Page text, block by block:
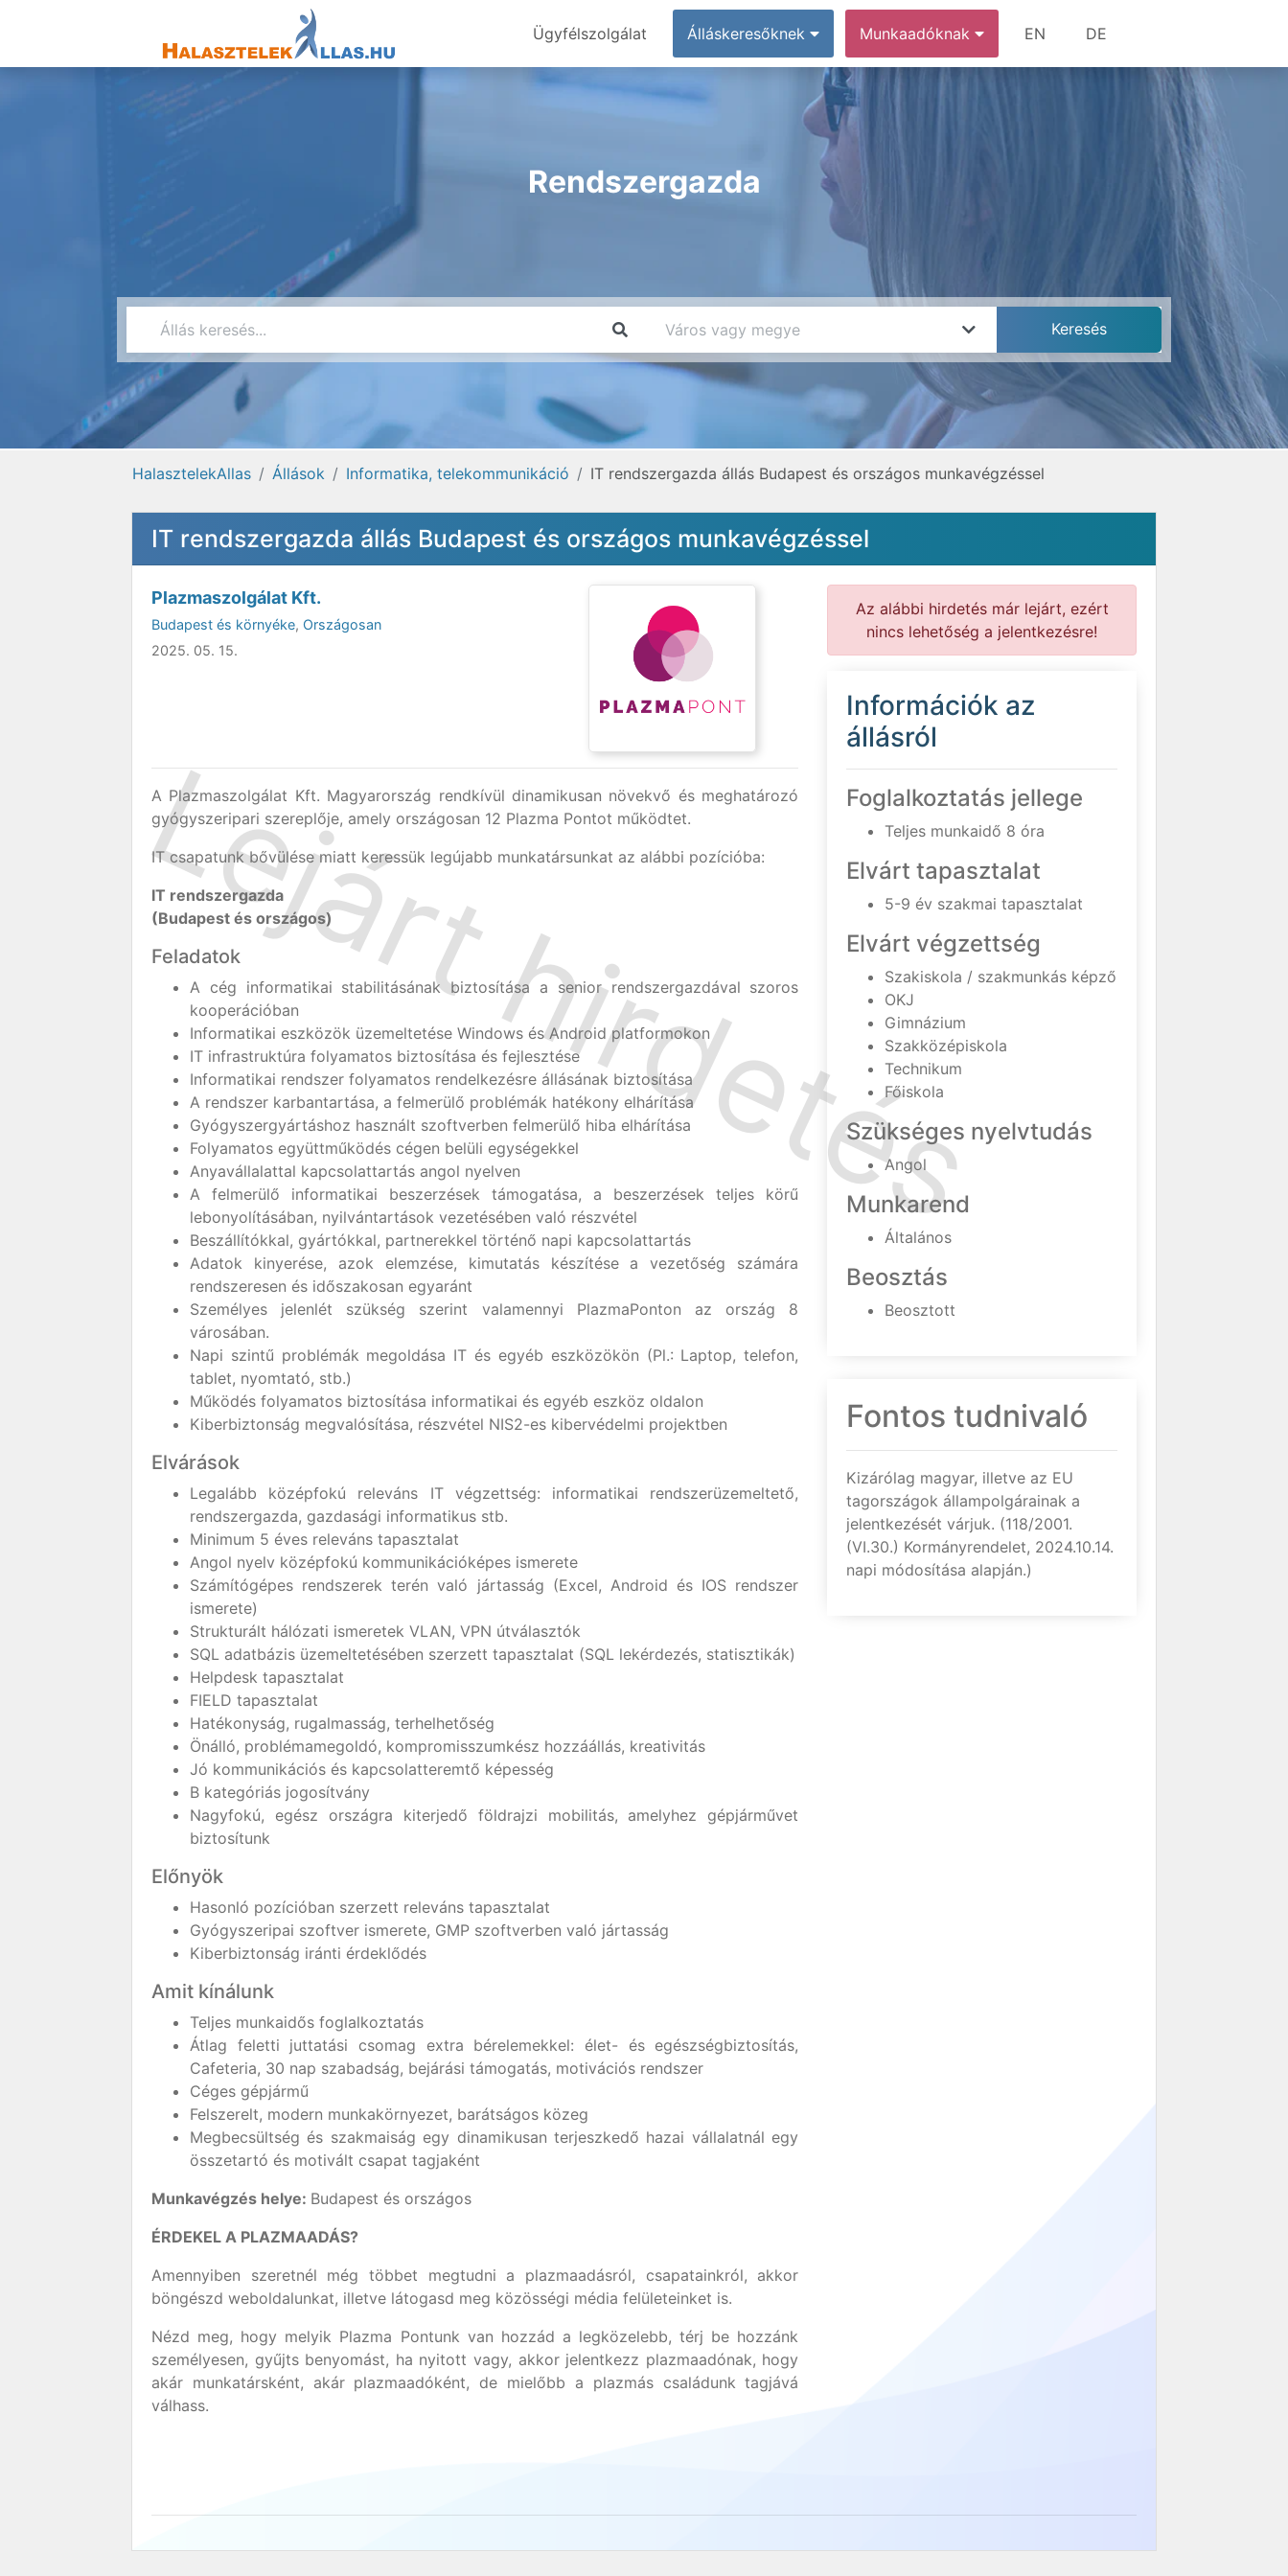
Ügyfélszolgálat Álláskeresőknek Munkaadóknak EN DE
Rendszergazda
HalasztelekAllas Állások Informatika, telekommunikáció IT rendszergazda állás Budapest és országos munkavégzéssel
IT rendszergazda állás Budapest és országos munkavégzéssel
Plazmaszolgálat Kft.
Budapest és környéke, Országosan
2025. 05. 15.
A Plazmaszolgálat Kft. Magyarország rendkívül dinamikusan növekvő és meghatározó
gyógyszeripari szereplője, amely országosan 12 Plazma Pontot működtet.
IT csapatunk bővülése miatt keressük legújabb munkatársunkat az alábbi pozícióba:
IT rendszergazda
(Budapest és országos)
Feladatok
A cég informatikai stabilitásának biztosítása a senior rendszergazdával szoros
kooperációban
Informatikai eszközök üzemeltetése Windows és Android platformokon
IT infrastruktúra folyamatos biztosítása és fejlesztése
Informatikai rendszer folyamatos rendelkezésre állásának biztosítása
A rendszer karbantartása, a felmerülő problémák hatékony elhárítása
Gyógyszergyártáshoz használt szoftverben felmerülő hiba elhárítása
Folyamatos együttműködés cégen belüli egységekkel
Anyavállalattal kapcsolattartás angol nyelven
A felmerülő informatikai beszerzések támogatása, a beszerzések teljes körű
lebonyolításában, nyilvántartások vezetésében való részvétel
Beszállítókkal, gyártókkal, partnerekkel történő napi kapcsolattartás
Adatok kinyerése, azok elemzése, kimutatás készítése a vezetőség számára
rendszeresen és időszakosan egyaránt
Személyes jelenlét szükség szerint valamennyi PlazmaPonton az ország 8
városában.
Napi szintű problémák megoldása IT és egyéb eszközökön (Pl.: Laptop, telefon,
tablet, nyomtató, stb.)
Működés folyamatos biztosítása informatikai és egyéb eszköz oldalon
Kiberbiztonság megvalósítása, részvétel NIS2-es kibervédelmi projektben
Elvárások
Legalább középfokú releváns IT végzettség: informatikai rendszerüzemeltető,
rendszergazda, gazdasági informatikus stb.
Minimum 5 éves releváns tapasztalat
Angol nyelv középfokú kommunikációképes ismerete
Számítógépes rendszerek terén való jártasság (Excel, Android és IOS rendszer
ismerete)
Strukturált hálózati ismeretek VLAN, VPN útválasztók
SQL adatbázis üzemeltetésében szerzett tapasztalat (SQL lekérdezés, statisztikák)
Helpdesk tapasztalat
FIELD tapasztalat
Hatékonyság, rugalmasság, terhelhetőség
Önálló, problémamegoldó, kompromisszumkész hozzáállás, kreativitás
Jó kommunikációs és kapcsolatteremtő képesség
B kategóriás jogosítvány
Nagyfokú, egész országra kiterjedő földrajzi mobilitás, amelyhez gépjárművet
biztosítunk
Előnyök
Hasonló pozícióban szerzett releváns tapasztalat
Gyógyszeripai szoftver ismerete, GMP szoftverben való jártasság
Kiberbiztonság iránti érdeklődés
Amit kínálunk
Teljes munkaidős foglalkoztatás
Átlag feletti juttatási csomag extra bérelemekkel: élet- és egészségbiztosítás,
Cafeteria, 30 nap szabadság, bejárási támogatás, motivációs rendszer
Céges gépjármű
Felszerelt, modern munkakörnyezet, barátságos közeg
Megbecsültség és szakmaiság egy dinamikusan terjeszkedő hazai vállalatnál egy
összetartó és motivált csapat tagjaként
Munkavégzés helye: Budapest és országos
ÉRDEKEL A PLAZMAADÁS?
Amennyiben szeretnél még többet megtudni a plazmaadásról, csapatainkról, akkor
böngészd weboldalunkat, illetve látogasd meg közösségi média felületeinket is.
Nézd meg, hogy melyik Plazma Pontunk van hozzád a legközelebb, térj be hozzánk
személyesen, gyűjts benyomást, ha nyitott vagy, akkor jelentkezz plazmaadónak, hogy
akár munkatársként, akár plazmaadóként, de mielőbb a plazmás családunk tagjává
válhass.
Az alábbi hirdetés már lejárt, ezért
nincs lehetőség a jelentkezésre!
Információk az
állásról
Foglalkoztatás jellege
Teljes munkaidő 8 óra
Elvárt tapasztalat
5-9 év szakmai tapasztalat
Elvárt végzettség
Szakiskola / szakmunkás képző
OKJ
Gimnázium
Szakközépiskola
Technikum
Főiskola
Szükséges nyelvtudás
Angol
Munkarend
Általános
Beosztás
Beosztott
Fontos tudnivaló
Kizárólag magyar, illetve az EU
tagországok állampolgárainak a
jelentkezését várjuk. (118/2001.
(VI.30.) Kormányrendelet, 2024.10.14.
napi módosítása alapján.)